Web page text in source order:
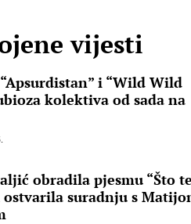
vijesti
i “Wild Wild
kolektiva od sada na
obradila pjesmu “Što te
ostvarila suradnju s